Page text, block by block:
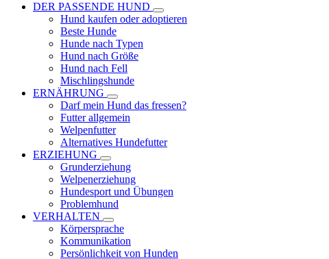
DER PASSENDE HUND
Hund kaufen oder adoptieren
Beste Hunde
Hunde nach Typen
Hund nach Größe
Hund nach Fell
Mischlingshunde
ERNÄHRUNG
Darf mein Hund das fressen?
Futter allgemein
Welpenfutter
Alternatives Hundefutter
ERZIEHUNG
Grunderziehung
Welpenerziehung
Hundesport und Übungen
Problemhund
VERHALTEN
Körpersprache
Kommunikation
Persönlichkeit von Hunden